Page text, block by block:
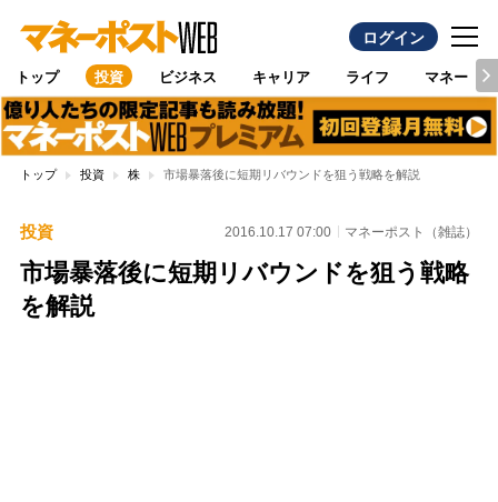
ログイン
トップ 投資 ビジネス キャリア ライフ マネー
トップ 投資 株 市場暴落後に短期リバウンドを狙う戦略を解説
投資 2016.10.17 07:00 マネーポスト（雑誌）
市場暴落後に短期リバウンドを狙う戦略
を解説